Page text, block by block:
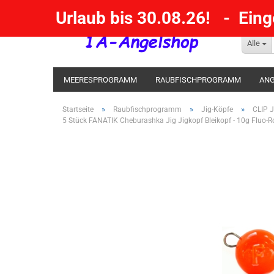
Alle
Urlaub bis 30.08.26! -
MEERESPROGRAMM RAUBFISCHPROGRAMM
KESCHER / SENKE / GAFF POSEN SBIRULINOS
Startseite » Raubfischprogramm » Jig-Köpfe » CLIP
5 Stück FANATIK Cheburashka Jig Jigkopf Bleikopf - 10g Fluo-